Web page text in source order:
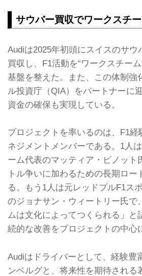
サウバー買収でワークスチ
Audiは2025年初頭にスイスのサウ
買収し、F1活動を“ワークスチー
基盤を整えた。また、この体制強
ル投資庁（QIA）をパートナーに
資金の確保も実現している。
プロジェクトを率いるのは、F1経
ネジメントメンバーである。1人
ーム代表のマッティア・ビノット
トル争いに加わるための長期ロー
る。もう1人は元レッドブルF1ス
のジョナサン・ウィートリー氏で
ムは文化によってつくられる」と
続的な改善をプロジェクトの中心
Audiはドライバーとして、経験豊
ンベルグと、将来性を期待される